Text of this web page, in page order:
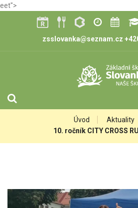
eet">
zsslovanka@seznam.cz
Úvod
Aktuality
10. ročník CITY CROSS